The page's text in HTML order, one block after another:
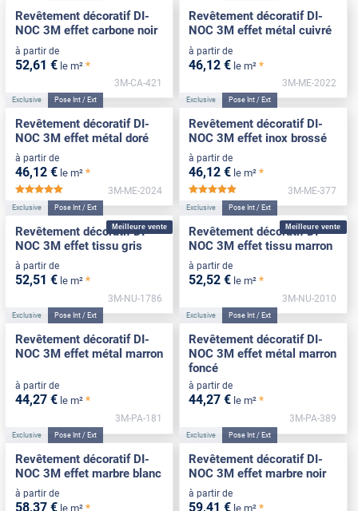
Revêtement décoratif DI-
NOC 3M effet carbone noir
à partir de
52,61 € le m² *
3M-CA-421
Revêtement décoratif DI-
NOC 3M effet métal cuivré
à partir de
46,12 € le m² *
3M-ME-2022
Exclusive Pose Int / Ext
Revêtement décoratif DI-
NOC 3M effet métal doré
à partir de
46,12 € le m² *
3M-ME-2024
Exclusive Pose Int / Ext
Revêtement décoratif DI-
NOC 3M effet inox brossé
à partir de
46,12 € le m² *
3M-ME-377
Meilleure vente
Exclusive Pose Int / Ext
Revêtement décoratif DI-
NOC 3M effet tissu gris
à partir de
52,51 € le m² *
3M-NU-1786
Meilleure vente
Exclusive Pose Int / Ext
Revêtement décoratif DI-
NOC 3M effet tissu marron
à partir de
52,52 € le m² *
3M-NU-2010
Exclusive Pose Int / Ext
Revêtement décoratif DI-
NOC 3M effet métal marron
à partir de
44,27 € le m² *
3M-PA-181
Exclusive Pose Int / Ext
Revêtement décoratif DI-
NOC 3M effet métal marron
foncé
à partir de
44,27 € le m² *
3M-PA-389
Exclusive Pose Int / Ext
Revêtement décoratif DI-
NOC 3M effet marbre blanc
à partir de
58,37 € le m² *
Exclusive Pose Int / Ext
Revêtement décoratif DI-
NOC 3M effet marbre noir
à partir de
59,41 € le m² *